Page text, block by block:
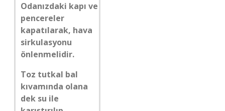
Odanızdaki kapı ve
pencereler
kapatılarak, hava
sirkulasyonu
önlenmelidir.
Toz tutkal bal
kıvamında olana
dek su ile